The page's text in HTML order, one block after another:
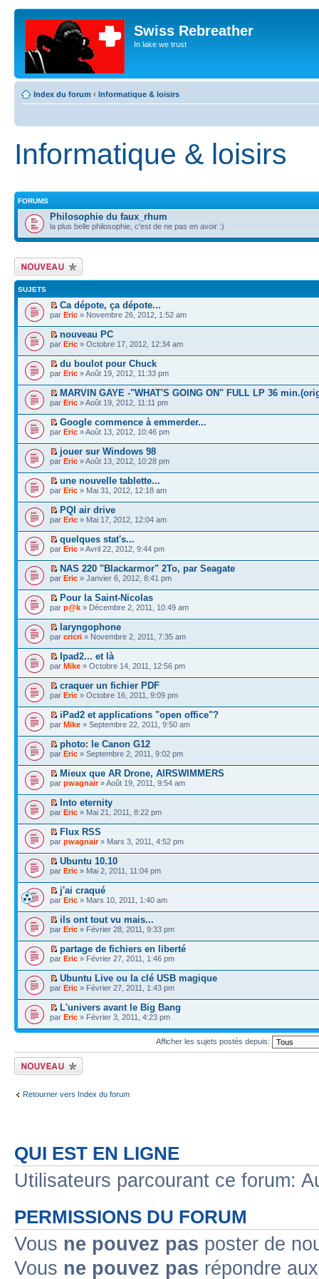
Swiss Rebreather
In lake we trust
Index du forum ‹ Informatique & loisirs
Informatique & loisirs
FORUMS
Philosophie du faux_rhum
la plus belle philosophie, c'est de ne pas en avoir :)
Écrire un nouveau
sujet
SUJETS
Ca dépote, ça dépote...
par Eric » Novembre 26, 2012, 1:52 am
nouveau PC
par Eric » Octobre 17, 2012, 12:34 am
du boulot pour Chuck
par Eric » Août 19, 2012, 11:33 pm
MARVIN GAYE -"WHAT'S GOING ON" FULL LP 36
par Eric » Août 19, 2012, 11:11 pm
Google commence à emmerder...
par Eric » Août 13, 2012, 10:46 pm
jouer sur Windows 98
par Eric » Août 13, 2012, 10:28 pm
une nouvelle tablette...
par Eric » Mai 31, 2012, 12:18 am
PQI air drive
par Eric » Mai 17, 2012, 12:04 am
quelques stat's...
par Eric » Avril 22, 2012, 9:44 pm
NAS 220 "Blackarmor" 2To, par Seagate
par Eric » Janvier 6, 2012, 8:41 pm
Pour la Saint-Nicolas
par p@k » Décembre 2, 2011, 10:49 am
laryngophone
par cricri » Novembre 2, 2011, 7:35 am
Ipad2... et là
par Mike » Octobre 14, 2011, 12:56 pm
craquer un fichier PDF
par Eric » Octobre 16, 2011, 9:09 pm
iPad2 et applications "open office"?
par Mike » Septembre 22, 2011, 9:50 am
photo: le Canon G12
par Eric » Septembre 2, 2011, 9:02 pm
Mieux que AR Drone, AIRSWIMMERS
par pwagnair» Août 19, 2011, 9:54 am
Into eternity
par Eric » Mai 21, 2011, 8:22 pm
Flux RSS
par pwagnair» Mars 3, 2011, 4:52 pm
Ubuntu 10.10
par Eric » Mai 2, 2011, 11:04 pm
j'ai craqué
par Eric » Mars 10, 2011, 1:40 am
ils ont tout vu mais...
par Eric » Février 28, 2011, 9:33 pm
partage de fichiers en liberté
par Eric » Février 27, 2011, 1:46 pm
Ubuntu Live ou la clé USB magique
par Eric » Février 27, 2011, 1:43 pm
L'univers avant le Big Bang
par Eric » Février 3, 2011, 4:23 pm
Afficher les sujets postés depuis:
Écrire un nouveau
sujet
Retourner vers Index du forum
QUI EST EN LIGNE
Utilisateurs parcourant ce forum:
PERMISSIONS DU FORUM
Vous ne pouvez pas poster de
Vous ne pouvez pas répondre